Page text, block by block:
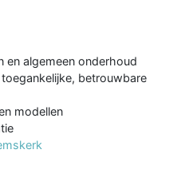
en algemeen onderhoud
betrouwbare
modellen